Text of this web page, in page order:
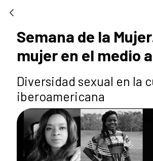
Semana de la
mujer en el medio
Diversidad sexual en la
iberoamericana